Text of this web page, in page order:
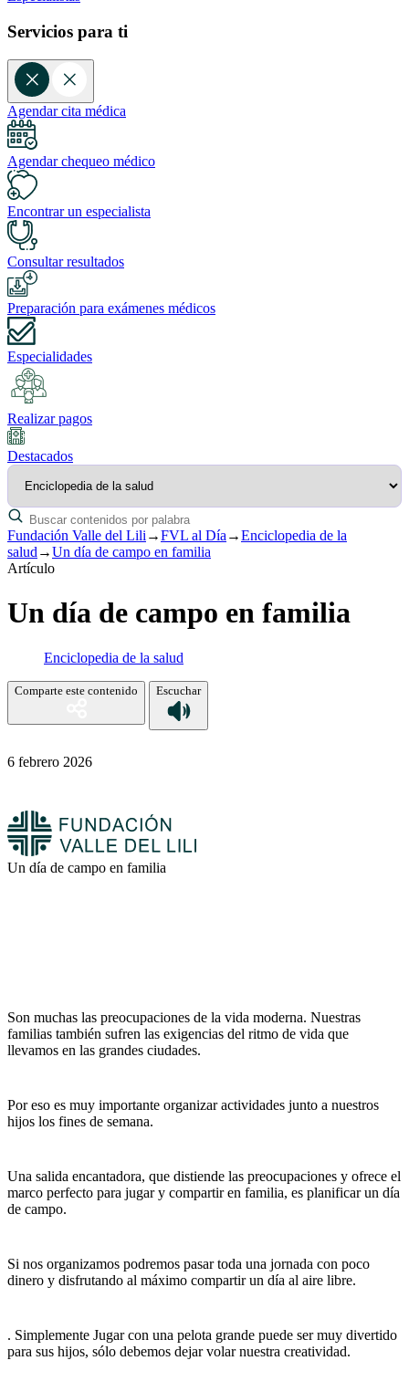
Servicios para ti
Agendar cita médica
Agendar chequeo médico
Encontrar un especialista
Consultar resultados
Preparación para exámenes médicos
Especialidades
Realizar pagos
Destacados
Fundación Valle del Lili →FVL al Día →Enciclopedia de la
salud →Un día de campo en familia
Artículo
Un día de campo en familia
Enciclopedia de la salud
Comparte este contenido Escuchar
6 febrero 2026
Un día de campo en familia
Son muchas las preocupaciones de la vida moderna. Nuestras
familias también sufren las exigencias del ritmo de vida que
llevamos en las grandes ciudades.
Por eso es muy importante organizar actividades junto a nuestros
hijos los fines de semana.
Una salida encantadora, que distiende las preocupaciones y ofrece el
marco perfecto para jugar y compartir en familia, es planificar un día
de campo.
Si nos organizamos podremos pasar toda una jornada con poco
dinero y disfrutando al máximo compartir un día al aire libre.
. Simplemente Jugar con una pelota grande puede ser muy divertido
para sus hijos, sólo debemos dejar volar nuestra creatividad.